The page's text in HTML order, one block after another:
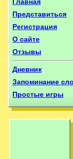
Главная
Представиться
Регистрация
О сайте
Отзывы
Дневник
Запоминание
Простые игры